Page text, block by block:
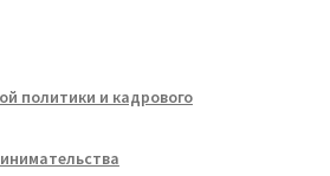
политики и кадрового